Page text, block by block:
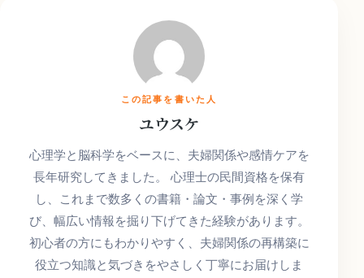
この記事を書いた人
ユウスケ
心理学と脳科学をベースに、夫婦関係や感情ケアを
長年研究してきました。 心理士の民間資格を保有
し、これまで数多くの書籍・論文・事例を深く学
び、幅広い情報を掘り下げてきた経験があります。
初心者の方にもわかりやすく、夫婦関係の再構築に
役立つ知識と気づきをやさしく丁寧にお届けしま